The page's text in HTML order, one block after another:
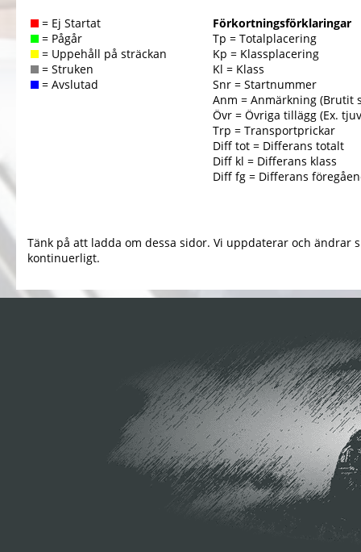
= Ej Startat
= Pågår
= Uppehåll på sträckan
= Struken
= Avslutad
Förkortningsförklaringar
Tp = Totalplacering
Kp = Klassplacering
Kl = Klass
Snr = Startnummer
Anm = Anmärkning (Brutit
Övr = Övriga tillägg (Ex.
Trp = Transportprickar
Diff tot = Differans totalt
Diff kl = Differans klass
Diff fg = Differans
Tänk på att ladda om dessa sidor. Vi uppdaterar och ändrar
kontinuerligt.